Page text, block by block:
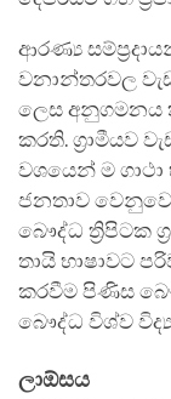
ආරණ්‍ය
වනාන්තරවල
ලෙස අනුගමනය
කරති. ග්‍රාමීයව
වශයෙන් ම
ජනතාව
බෞද්ධ ත්‍රිපිටක
තායි භාෂාවට
කරවීම පිණිස
බෞද්ධ විශ්ව
ලාඕසය